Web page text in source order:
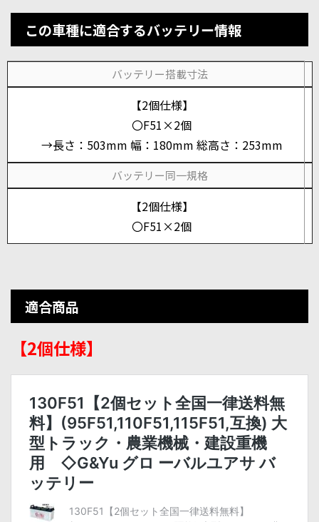
この車種に適合するバッテリー情報
バッテリー搭載寸法
【2個仕様】
〇F51×2個
→長さ：503mm 幅：180mm 総高さ：253mm
バッテリー同一規格
【2個仕様】
〇F51×2個
適合商品
【2個仕様】